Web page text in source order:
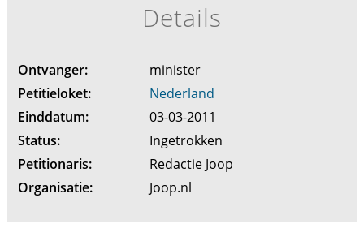
Details
Ontvanger:
minister
Petitieloket:
Nederland
Einddatum:
03-03-2011
Status:
Ingetrokken
Petitionaris:
Redactie Joop
Organisatie:
Joop.nl